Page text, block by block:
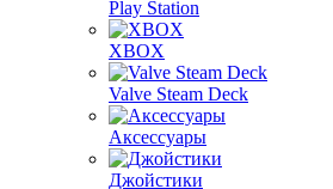
Play Station
XBOX
Valve Steam Deck
Аксессуары
Джойстики